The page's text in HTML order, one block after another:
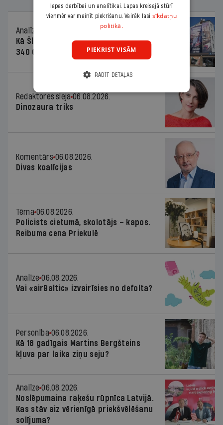
Analīze
Kā Šlesera partija palika nesodīta par
340 000 vērtu reklāmas kampaņu
Redaktores sleja 06.08.2026.
Dinozaura triks
Komentārs 06.08.2026.
Divas koalīcijas
Tēma 06.08.2026.
Policists cietumā, skolotājs – kapos.
Reibuma cena Priekulē
Analīze 06.08.2026.
Vai «airBaltic» izvairīsies no defolta?
Personība 06.08.2026.
Kā 18 gadīgais Martins Bergšteins
kļuva par laika ziņu seju?
Analīze 06.08.2026.
Noslēpumaina raķešu rūpnīca Latvijā.
Kas stāv aiz vērienīgā priekšvēlēšanu
solījuma?
lapas darbībai un analītikai. Lapas kreisajā stūrī
vienmēr var mainīt piekrišanu. Vairāk lasi sīkdatņu
politikā.
PIEKRIST VISĀM
RĀDĪT DETAĻAS